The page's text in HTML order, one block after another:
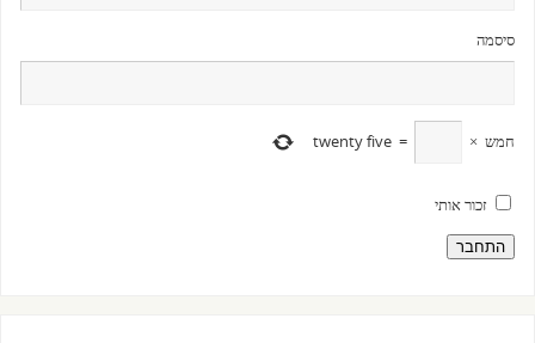
סיסמה
חמש ×
=
twenty five
זכור אותי
התחבר